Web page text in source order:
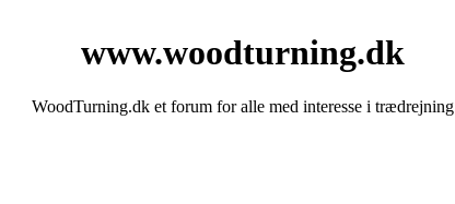
www.woodturning.dk
WoodTurning.dk et forum for alle med interesse i trædrejning